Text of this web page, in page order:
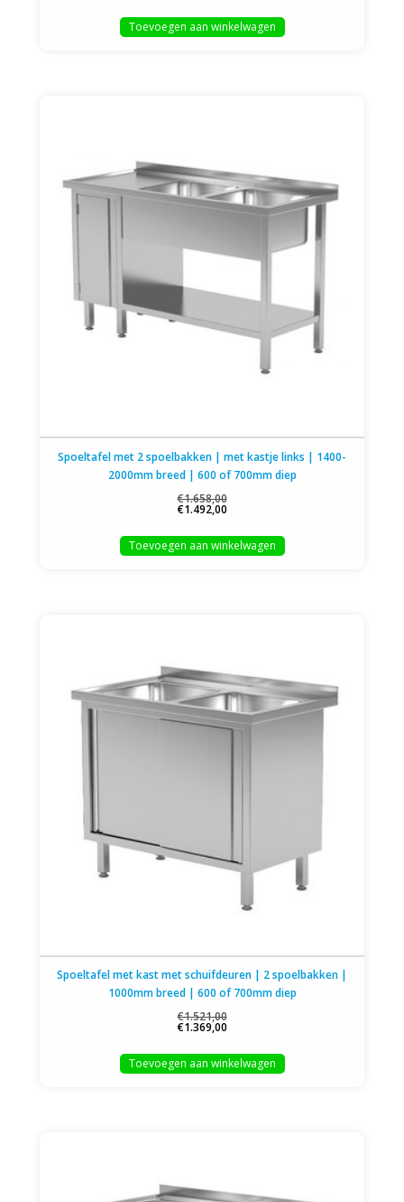
Toevoegen aan winkelwagen
Spoeltafel met 2 spoelbakken | met kastje links | 1400-
2000mm breed | 600 of 700mm diep
€1.658,00
€1.492,00
Toevoegen aan winkelwagen
Spoeltafel met kast met schuifdeuren | 2 spoelbakken |
1000mm breed | 600 of 700mm diep
€1.521,00
€1.369,00
Toevoegen aan winkelwagen